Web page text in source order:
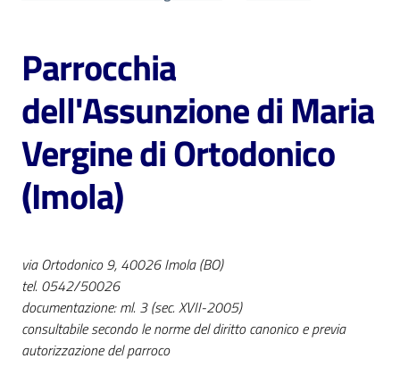
Cosa
puoi
fare
Scopri
contenuti
Risorse
online
Parrocchia
dell'Assunzione di Maria
Vergine di Ortodonico
(Imola)
via Ortodonico 9, 40026 Imola (BO)
tel. 0542/50026
documentazione: ml. 3 (sec. XVII-2005)
consultabile secondo le norme del diritto canonico e previa
autorizzazione del parroco